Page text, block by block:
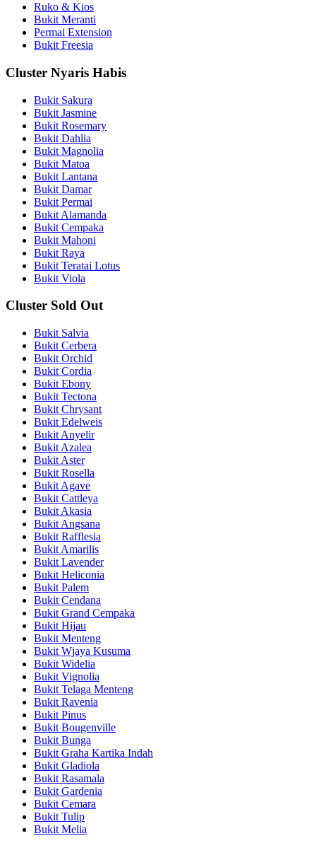
Ruko & Kios
Bukit Meranti
Permai Extension
Bukit Freesia
Cluster Nyaris Habis
Bukit Sakura
Bukit Jasmine
Bukit Rosemary
Bukit Dahlia
Bukit Magnolia
Bukit Matoa
Bukit Lantana
Bukit Damar
Bukit Permai
Bukit Alamanda
Bukit Cempaka
Bukit Mahoni
Bukit Raya
Bukit Teratai Lotus
Bukit Viola
Cluster Sold Out
Bukit Salvia
Bukit Cerbera
Bukit Orchid
Bukit Cordia
Bukit Ebony
Bukit Tectona
Bukit Chrysant
Bukit Edelweis
Bukit Anyelir
Bukit Azalea
Bukit Aster
Bukit Rosella
Bukit Agave
Bukit Cattleya
Bukit Akasia
Bukit Angsana
Bukit Rafflesia
Bukit Amarilis
Bukit Lavender
Bukit Heliconia
Bukit Palem
Bukit Cendana
Bukit Grand Cempaka
Bukit Hijau
Bukit Menteng
Bukit Wjaya Kusuma
Bukit Widelia
Bukit Vignolia
Bukit Telaga Menteng
Bukit Ravenia
Bukit Pinus
Bukit Bougenville
Bukit Bunga
Bukit Graha Kartika Indah
Bukit Gladiola
Bukit Rasamala
Bukit Gardenia
Bukit Cemara
Bukit Tulip
Bukit Melia